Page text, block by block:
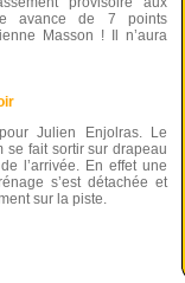
avance de 7 points
Masson ! Il n’aura
Julien Enjolras. Le
se fait sortir sur drapeau
l’arrivée. En effet une
s’est détachée et
sur la piste.